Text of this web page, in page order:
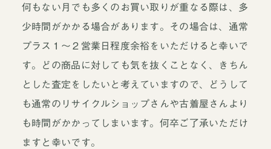
何もない月でも多くのお買い取りが重なる際は、多
少時間がかかる場合があります。その場合は、通常
プラス１～２営業日程度余裕をいただけると幸いで
す。どの商品に対しても気を抜くことなく、きちん
とした査定をしたいと考えていますので、どうして
も通常のリサイクルショップさんや古着屋さんより
も時間がかかってしまいます。何卒ご了承いただけ
ますと幸いです。